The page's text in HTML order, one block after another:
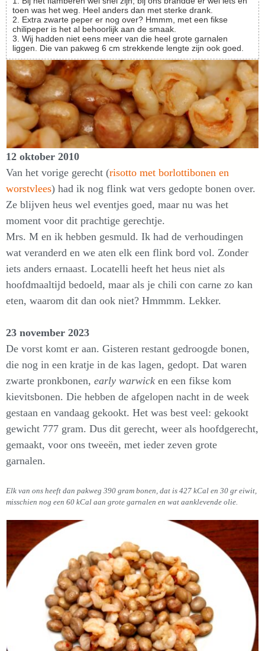
toen was het weg. Heel anders dan met sterke drank.
2. Extra zwarte peper er nog over? Hmmm, met een fikse
chilipeper is het al behoorlijk aan de smaak.
3. Wij hadden niet eens meer van die heel grote garnalen
liggen. Die van pakweg 6 cm strekkende lengte zijn ook goed.
12 oktober 2010
Van het vorige gerecht (risotto met borlottibonen en
worstvlees) had ik nog flink wat vers gedopte bonen over.
Ze blijven heus wel eventjes goed, maar nu was het
moment voor dit prachtige gerechtje.
Mrs. M en ik hebben gesmuld. Ik had de verhoudingen
wat veranderd en we aten elk een flink bord vol. Zonder
iets anders ernaast. Locatelli heeft het heus niet als
hoofdmaaltijd bedoeld, maar als je chili con carne zo kan
eten, waarom dit dan ook niet? Hmmmm. Lekker.
23 november 2023
De vorst komt er aan. Gisteren restant gedroogde bonen,
die nog in een kratje in de kas lagen, gedopt. Dat waren
zwarte pronkbonen, early warwick en een fikse kom
kievitsbonen. Die hebben de afgelopen nacht in de week
gestaan en vandaag gekookt. Het was best veel: gekookt
gewicht 777 gram. Dus dit gerecht, weer als hoofdgerecht,
gemaakt, voor ons tweeën, met ieder zeven grote
garnalen.
Elk van ons heeft dan pakweg 390 gram bonen, dat is 427 kCal en 30 gr eiwit,
misschien nog een 60 kCal aan grote garnalen en wat aanklevende olie.